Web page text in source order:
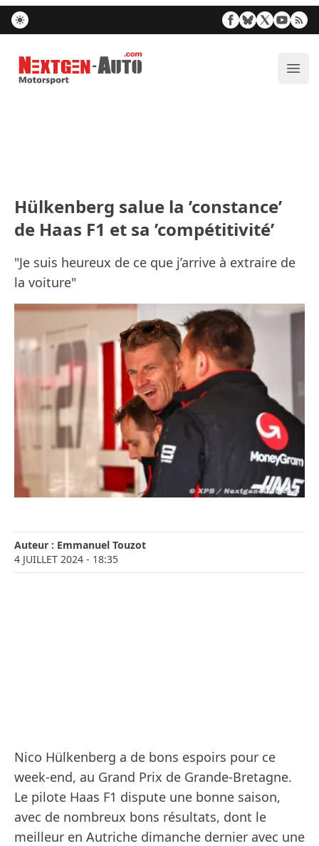
Nextgen-Auto.com
Hülkenberg salue la ’constance’
de Haas F1 et sa ’compétitivité’
"Je suis heureux de ce que j’arrive à extraire de
la voiture"
Auteur : Emmanuel Touzot
4 JUILLET 2024 - 18:35
Nico Hülkenberg a de bons espoirs pour ce
week-end, au Grand Prix de Grande-Bretagne.
Le pilote Haas F1 dispute une bonne saison,
avec de nombreux bons résultats, dont le
meilleur en Autriche dimanche dernier avec une